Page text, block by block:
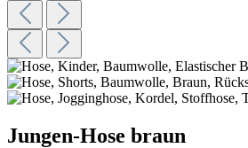
Jungen-Hose braun